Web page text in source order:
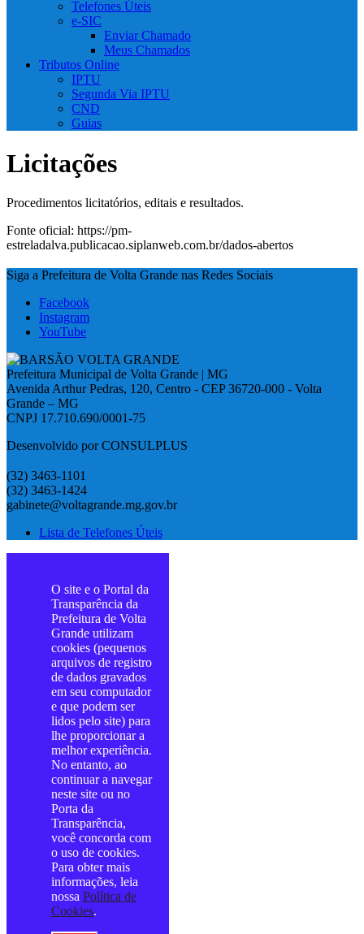
Telefones Úteis
e-SIC
Enviar Chamado
Meus Chamados
Tributos Online
IPTU
Segunda Via IPTU
CND
Guias
Licitações
Procedimentos licitatórios, editais e resultados.
Fonte oficial: https://pm-
estreladalva.publicacao.siplanweb.com.br/dados-abertos
Siga a Prefeitura de Volta Grande nas Redes Sociais
Facebook
Instagram
YouTube
Prefeitura Municipal de Volta Grande | MG
Avenida Arthur Pedras, 120, Centro - CEP 36720-000 - Volta
Grande – MG
CNPJ 17.710.690/0001-75
Desenvolvido por CONSULPLUS
(32) 3463-1101
(32) 3463-1424
gabinete@voltagrande.mg.gov.br
Lista de Telefones Úteis
O site e o Portal da
Transparência da
Prefeitura de Volta
Grande utilizam
cookies (pequenos
arquivos de registro
de dados gravados
em seu computador
e que podem ser
lidos pelo site) para
lhe proporcionar a
melhor experiência.
No entanto, ao
continuar a navegar
neste site ou no
Porta da
Transparência,
você concorda com
o uso de cookies.
Para obter mais
informações, leia
nossa Política de
Cookies.